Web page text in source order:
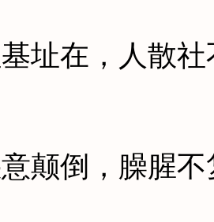
在，人散社
倒，臊腥不